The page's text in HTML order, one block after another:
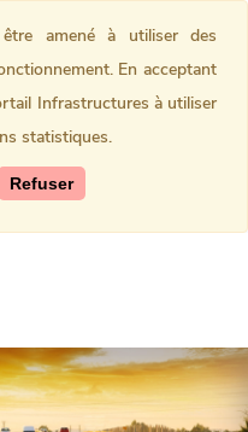
amené à utiliser des
En acceptant
Infrastructures à utiliser
statistiques.
Refuser